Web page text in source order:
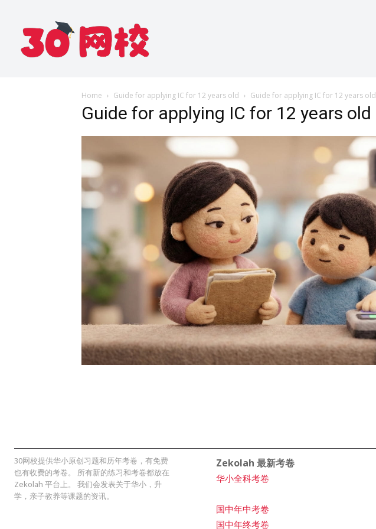
Home Guide for applying IC for 12 years old Guide for applying IC for 12 years old
Guide for applying IC for 12 years old
30网校提供华小原创习题和历年考卷，有免费
也有收费的考卷。 所有新的练习和考卷都放在
Zekolah 平台上。 我们会发表关于华小，升
学，亲子教养等课题的资讯。
Zekolah 最新考卷
华小全科考卷
国中年中考卷
国中年终考卷